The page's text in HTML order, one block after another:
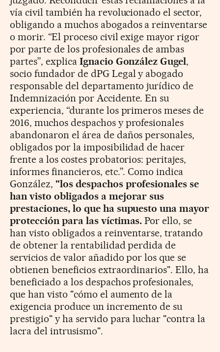
vía civil también ha revolucionado el sector,
obligando a muchos abogados a reinventarse
o morir. “El proceso civil exige mayor rigor
por parte de los profesionales de ambas
partes”, explica Ignacio González Gugel,
socio fundador de dPG Legal y abogado
responsable del departamento jurídico de
Indemnización por Accidente. En su
experiencia, “durante los primeros meses de
2016, muchos despachos y profesionales
abandonaron el área de daños personales,
obligados por la imposibilidad de hacer
frente a los costes probatorios: peritajes,
informes financieros, etc.”. Como indica
González, "los despachos profesionales se
han visto obligados a mejorar sus
prestaciones, lo que ha supuesto una mayor
protección para las víctimas.Por ello, se
han visto obligados a reinventarse, tratando
de obtener la rentabilidad perdida de
servicios de valor añadido por los que se
obtienen beneficios extraordinarios". Ello, ha
beneficiado a los despachos profesionales,
que han visto "cómo el aumento de la
exigencia produce un incremento de su
prestigio" y ha servido para luchar "contra la
lacra del intrusismo".